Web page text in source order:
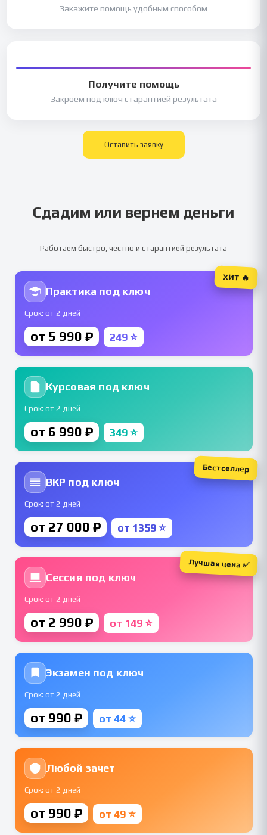
Закажите помощь удобным способом
Получите помощь
Закроем под ключ с гарантией результата
Оставить заявку
Сдадим или вернем деньги
Работаем быстро, честно и с гарантией результата
Практика под ключ
Срок: от 2 дней
от 5 990 ₽ 249 ⭐
ХИТ 🔥
Курсовая под ключ
Срок: от 2 дней
от 6 990 ₽ 349 ⭐
ВКР под ключ
Срок: от 2 дней
от 27 000 ₽ от 1359 ⭐
Бестселлер
Сессия под ключ
Срок: от 2 дней
от 2 990 ₽ от 149 ⭐
Лучшая цена ✅
Экзамен под ключ
Срок: от 2 дней
от 990 ₽ от 44 ⭐
Любой зачет
Срок: от 2 дней
от 990 ₽ от 49 ⭐